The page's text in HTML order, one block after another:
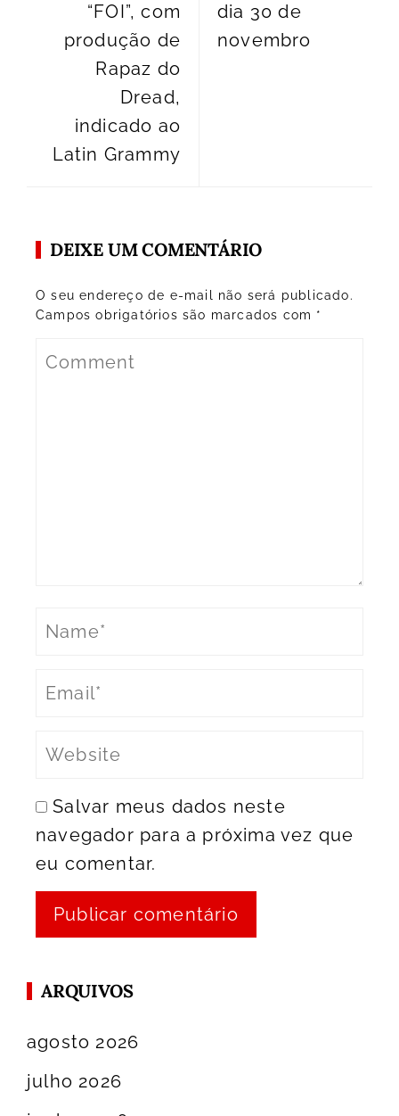
“FOI”, com
produção de
Rapaz do
Dread,
indicado ao
Latin Grammy
dia 30 de
novembro
DEIXE UM COMENTÁRIO
O seu endereço de e-mail não será publicado.
Campos obrigatórios são marcados com *
Salvar meus dados neste
navegador para a próxima vez que
eu comentar.
ARQUIVOS
agosto 2026
julho 2026